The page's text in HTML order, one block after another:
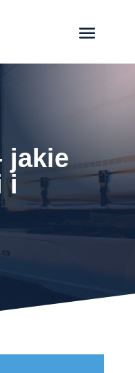
jakie
i